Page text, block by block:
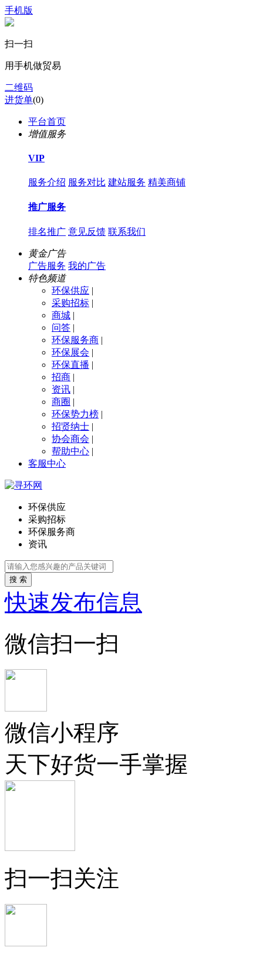
手机版
扫一扫
用手机做贸易
二维码
进货单(0)
平台首页
增值服务
VIP
服务介绍 服务对比 建站服务 精美商铺
推广服务
排名推广 意见反馈 联系我们
黄金广告
广告服务 我的广告
特色频道
环保供应 |
采购招标 |
商城 |
问答 |
环保服务商 |
环保展会 |
环保直播 |
招商 |
资讯 |
商圈 |
环保势力榜 |
招贤纳士 |
协会商会 |
帮助中心 |
客服中心
环保供应
采购招标
环保服务商
资讯
搜 索
快速发布信息
微信扫一扫
微信小程序
天下好货一手掌握
扫一扫关注